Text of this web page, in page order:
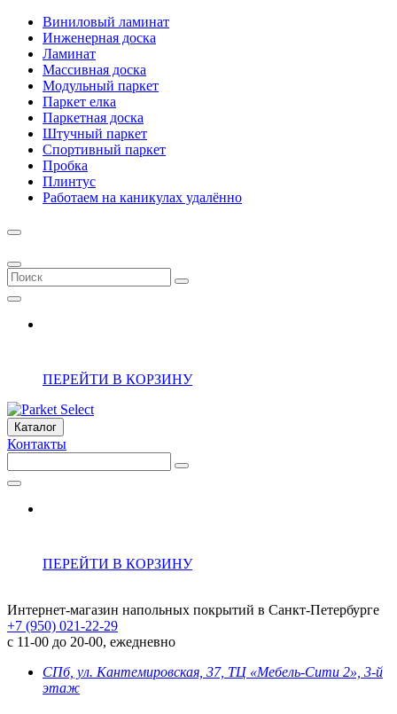
Виниловый ламинат
Инженерная доска
Ламинат
Массивная доска
Модульный паркет
Паркет елка
Паркетная доска
Штучный паркет
Спортивный паркет
Пробка
Плинтус
Работаем на каникулах удалённо
ПЕРЕЙТИ В КОРЗИНУ
Каталог
Контакты
ПЕРЕЙТИ В КОРЗИНУ
Интернет-магазин напольных покрытий в Санкт-Петербурге
+7 (950) 021-22-29
с 11-00 до 20-00, ежедневно
СПб, ул. Кантемировская, 37, ТЦ «Мебель-Сити 2», 3-й
этаж